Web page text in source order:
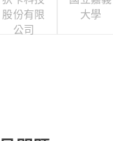
股份有限
公司
大學